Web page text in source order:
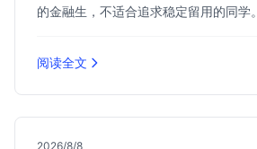
的金融生，不适合追求稳定留用的同学。
阅读全文
2026/8/8